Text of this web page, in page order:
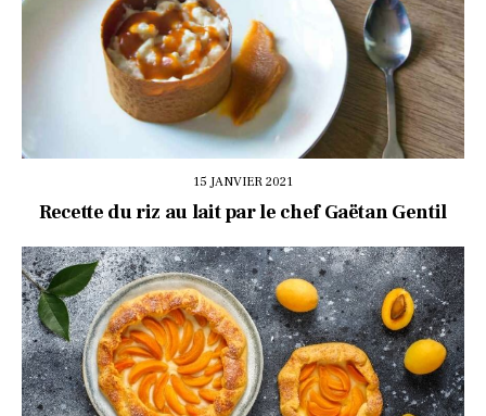
15 JANVIER 2021
Recette du riz au lait par le chef Gaëtan Gentil